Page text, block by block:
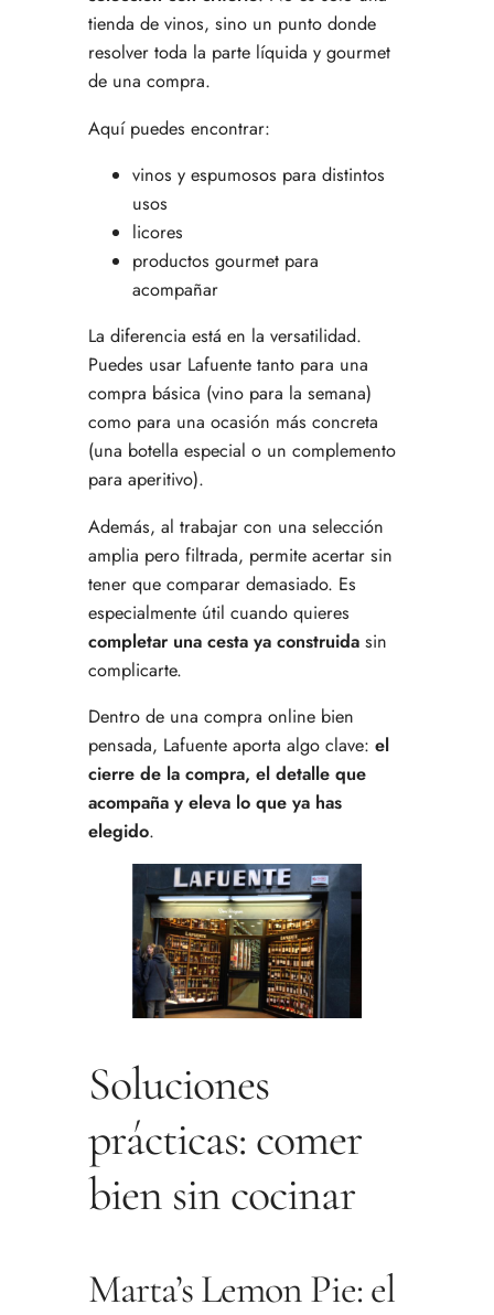
tienda de vinos, sino un punto donde
resolver toda la parte líquida y gourmet
de una compra.
Aquí puedes encontrar:
vinos y espumosos para distintos
usos
licores
productos gourmet para
acompañar
La diferencia está en la versatilidad.
Puedes usar Lafuente tanto para una
compra básica (vino para la semana)
como para una ocasión más concreta
(una botella especial o un complemento
para aperitivo).
Además, al trabajar con una selección
amplia pero filtrada, permite acertar sin
tener que comparar demasiado. Es
especialmente útil cuando quieres
completar una cesta ya construida sin
complicarte.
Dentro de una compra online bien
pensada, Lafuente aporta algo clave: el
cierre de la compra, el detalle que
acompaña y eleva lo que ya has
elegido.
Soluciones
prácticas: comer
bien sin cocinar
Marta’s Lemon Pie: el